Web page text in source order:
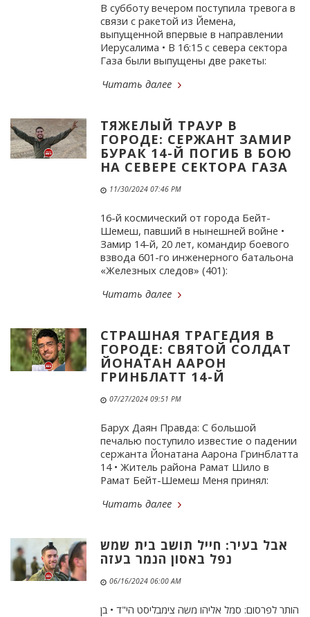
В субботу вечером поступила тревога в
связи с ракетой из Йемена,
выпущенной впервые в направлении
Иерусалима • В 16:15 с севера сектора
Газа были выпущены две ракеты:
Читать далее
ТЯЖЕЛЫЙ ТРАУР В
ГОРОДЕ: СЕРЖАНТ ЗАМИР
БУРАК 14-Й ПОГИБ В БОЮ
НА СЕВЕРЕ СЕКТОРА ГАЗА
11/30/2024 07:46 PM
16-й космический от города Бейт-
Шемеш, павший в нынешней войне •
Замир 14-й, 20 лет, командир боевого
взвода 601-го инженерного батальона
«Железных следов» (401):
Читать далее
СТРАШНАЯ ТРАГЕДИЯ В
ГОРОДЕ: СВЯТОЙ СОЛДАТ
ЙОНАТАН ААРОН
ГРИНБЛАТТ 14-Й
07/27/2024 09:51 PM
Барух Даян Правда: С большой
печалью поступило известие о падении
сержанта Йонатана Аарона Гринблатта
14 • Житель района Рамат Шило в
Рамат Бейт-Шемеш Меня принял:
Читать далее
אבל בעיר: חייל תושב בית שמש
נפל באסון הנמר בעזה
06/16/2024 06:00 AM
הותר לפרסום: סמל אליהו משה צימבליסט הי"ד • בן